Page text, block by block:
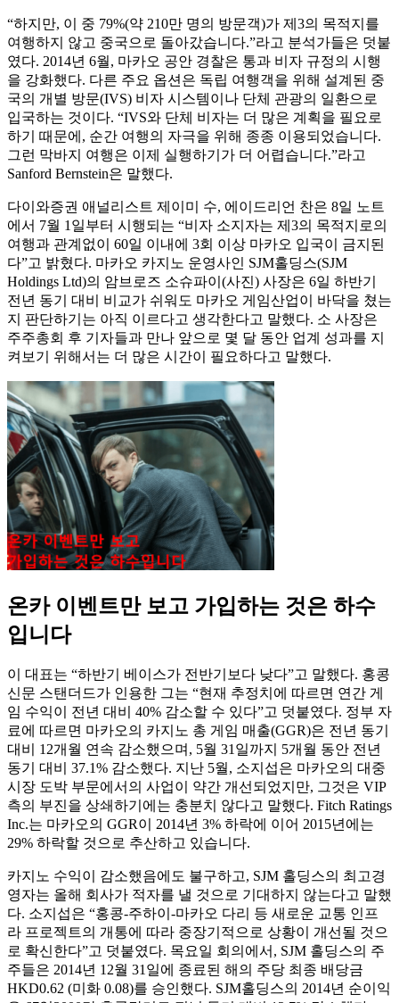
“하지만, 이 중 79%(약 210만 명의 방문객)가 제3의 목적지를
여행하지 않고 중국으로 돌아갔습니다.”라고 분석가들은 덧붙
였다. 2014년 6월, 마카오 공안 경찰은 통과 비자 규정의 시행
을 강화했다. 다른 주요 옵션은 독립 여행객을 위해 설계된 중
국의 개별 방문(IVS) 비자 시스템이나 단체 관광의 일환으로
입국하는 것이다. “IVS와 단체 비자는 더 많은 계획을 필요로
하기 때문에, 순간 여행의 자극을 위해 종종 이용되었습니다.
그런 막바지 여행은 이제 실행하기가 더 어렵습니다.”라고
Sanford Bernstein은 말했다.
다이와증권 애널리스트 제이미 수, 에이드리언 찬은 8일 노트
에서 7월 1일부터 시행되는 “비자 소지자는 제3의 목적지로의
여행과 관계없이 60일 이내에 3회 이상 마카오 입국이 금지된
다”고 밝혔다. 마카오 카지노 운영사인 SJM홀딩스(SJM
Holdings Ltd)의 암브로즈 소슈파이(사진) 사장은 6일 하반기
전년 동기 대비 비교가 쉬워도 마카오 게임산업이 바닥을 쳤는
지 판단하기는 아직 이르다고 생각한다고 말했다. 소 사장은
주주총회 후 기자들과 만나 앞으로 몇 달 동안 업계 성과를 지
켜보기 위해서는 더 많은 시간이 필요하다고 말했다.
온카 이벤트만 보고 가입하는 것은 하수
입니다
이 대표는 “하반기 베이스가 전반기보다 낮다”고 말했다. 홍콩
신문 스탠더드가 인용한 그는 “현재 추정치에 따르면 연간 게
임 수익이 전년 대비 40% 감소할 수 있다”고 덧붙였다. 정부 자
료에 따르면 마카오의 카지노 총 게임 매출(GGR)은 전년 동기
대비 12개월 연속 감소했으며, 5월 31일까지 5개월 동안 전년
동기 대비 37.1% 감소했다. 지난 5월, 소지섭은 마카오의 대중
시장 도박 부문에서의 사업이 약간 개선되었지만, 그것은 VIP
측의 부진을 상쇄하기에는 충분치 않다고 말했다. Fitch Ratings
Inc.는 마카오의 GGR이 2014년 3% 하락에 이어 2015년에는
29% 하락할 것으로 추산하고 있습니다.
카지노 수익이 감소했음에도 불구하고, SJM 홀딩스의 최고경
영자는 올해 회사가 적자를 낼 것으로 기대하지 않는다고 말했
다. 소지섭은 “홍콩-주하이-마카오 다리 등 새로운 교통 인프
라 프로젝트의 개통에 따라 중장기적으로 상황이 개선될 것으
로 확신한다”고 덧붙였다. 목요일 회의에서, SJM 홀딩스의 주
주들은 2014년 12월 31일에 종료된 해의 주당 최종 배당금
HKD0.62 (미화 0.08)를 승인했다. SJM홀딩스의 2014년 순이익